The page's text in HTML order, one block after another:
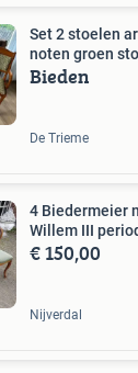
Set 2 stoelen
noten groen
Bieden
De Trieme
4 Biedermeier
Willem III
€ 150,00
Nijverdal